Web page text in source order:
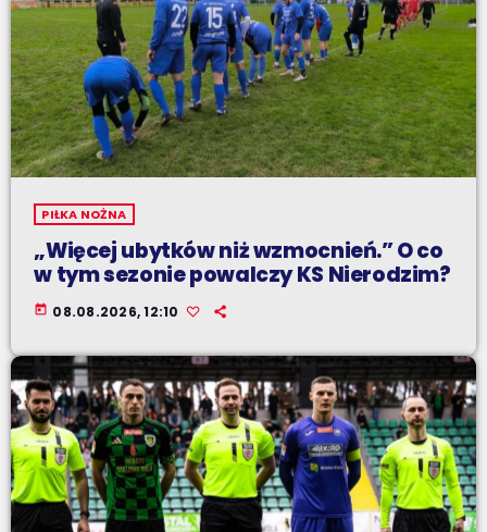
PIŁKA NOŻNA
„Więcej ubytków niż wzmocnień.” O co
w tym sezonie powalczy KS Nierodzim?
today 08.08.2026, 12:10